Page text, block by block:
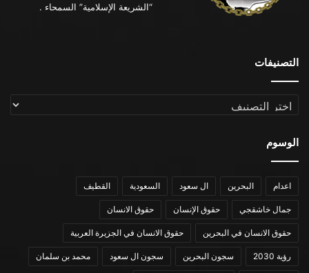
“الشريعة الإسلامية” السمحاء .
التصنيفات
التصنيفات
الوسوم
اعدام البحرين ال سعود السعودية القطيف
جمال خاشقجي حقوق الإنسان حقوق الانسان
حقوق الانسان في البحرين حقوق الانسان في الجزيرة العربية
رؤية 2030 سجون البحرين سجون ال سعود محمد بن سلمان